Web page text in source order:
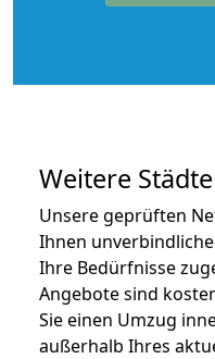
Weitere
Unsere geprüften
Ihnen
Ihre Bedürfnisse
Angebote sind
Sie einen Umzug
außerhalb Ihres